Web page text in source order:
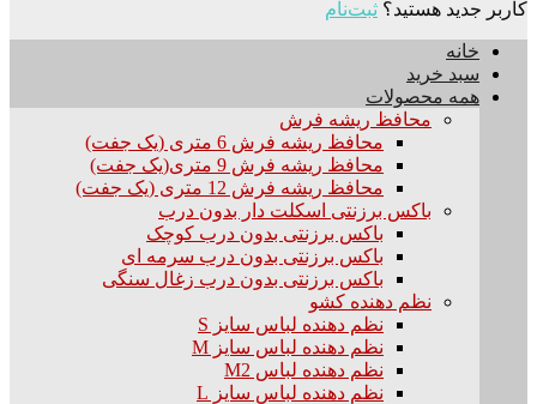
کاربر جدید هستید؟ ثبت‌نام
خانه
سبد خرید
همه محصولات
محافظ ریشه فرش
محافظ ریشه فرش 6 متری (یک جفت)
محافظ ریشه فرش 9 متری(یک جفت)
محافظ ریشه فرش 12 متری (یک جفت)
باکس برزنتی اسکلت دار بدون درب
باکس برزنتی بدون درب کوچک
باکس برزنتی بدون درب سرمه ای
باکس برزنتی بدون درب زغال سنگی
نظم دهنده کشو
نظم دهنده لباس سایز S
نظم دهنده لباس سایز M
نظم دهنده لباس M2
نظم دهنده لباس سایز L